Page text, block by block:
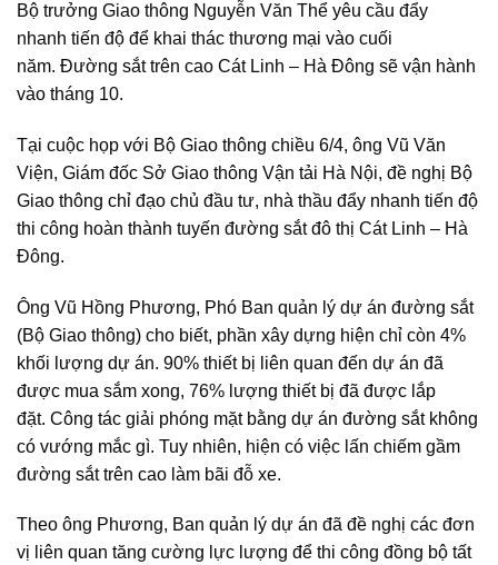
Bộ trưởng Giao thông Nguyễn Văn Thể yêu cầu đẩy
nhanh tiến độ để khai thác thương mại vào cuối
năm. Đường sắt trên cao Cát Linh – Hà Đông sẽ vận hành
vào tháng 10.
Tại cuộc họp với Bộ Giao thông chiều 6/4, ông Vũ Văn
Viện, Giám đốc Sở Giao thông Vận tải Hà Nội, đề nghị Bộ
Giao thông chỉ đạo chủ đầu tư, nhà thầu đẩy nhanh tiến độ
thi công hoàn thành tuyến đường sắt đô thị Cát Linh – Hà
Đông.
Ông Vũ Hồng Phương, Phó Ban quản lý dự án đường sắt
(Bộ Giao thông) cho biết, phần xây dựng hiện chỉ còn 4%
khối lượng dự án. 90% thiết bị liên quan đến dự án đã
được mua sắm xong, 76% lượng thiết bị đã được lắp
đặt. Công tác giải phóng mặt bằng dự án đường sắt không
có vướng mắc gì. Tuy nhiên, hiện có việc lấn chiếm gầm
đường sắt trên cao làm bãi đỗ xe.
Theo ông Phương, Ban quản lý dự án đã đề nghị các đơn
vị liên quan tăng cường lực lượng để thi công đồng bộ tất